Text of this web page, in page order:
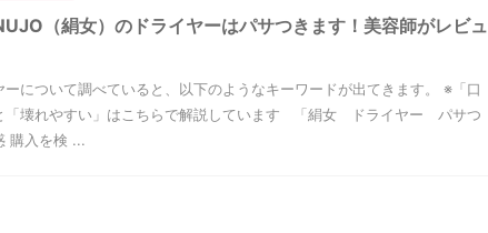
（絹女）のドライヤーはパサつきます！美容師がレビュ
ーについて調べていると、以下のようなキーワードが出てきます。 ※「口
壊れやすい」はこちらで解説しています 「絹女 ドライヤー パサつ
購入を検 ...